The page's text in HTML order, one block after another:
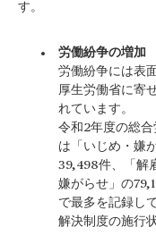
す。
労働紛争の増加
労働紛争には表
厚生労働省に寄
れています。
令和2年度の総
は「いじめ・嫌
39,498件、「解
嫌がらせ」の
で最多を記録し
解決制度の施行